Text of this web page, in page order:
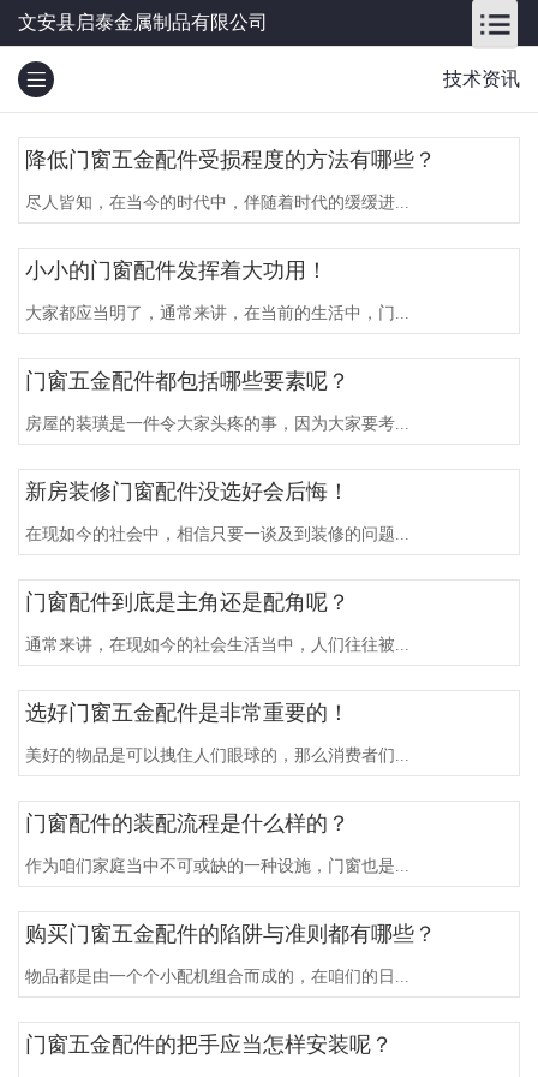
文安县启泰金属制品有限公司
技术资讯
降低门窗五金配件受损程度的方法有哪些？
尽人皆知，在当今的时代中，伴随着时代的缓缓进...
小小的门窗配件发挥着大功用！
大家都应当明了，通常来讲，在当前的生活中，门...
门窗五金配件都包括哪些要素呢？
房屋的装璜是一件令大家头疼的事，因为大家要考...
新房装修门窗配件没选好会后悔！
在现如今的社会中，相信只要一谈及到装修的问题...
门窗配件到底是主角还是配角呢？
通常来讲，在现如今的社会生活当中，人们往往被...
选好门窗五金配件是非常重要的！
美好的物品是可以拽住人们眼球的，那么消费者们...
门窗配件的装配流程是什么样的？
作为咱们家庭当中不可或缺的一种设施，门窗也是...
购买门窗五金配件的陷阱与准则都有哪些？
物品都是由一个个小配机组合而成的，在咱们的日...
门窗五金配件的把手应当怎样安装呢？